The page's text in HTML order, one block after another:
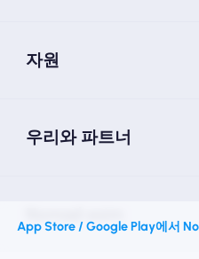
자원
우리와 파트너
App Store / Google Play에서